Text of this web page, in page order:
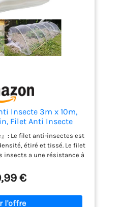
Insecte 3m x 10m,
Filet Anti Insecte
Anti-Insecte en Maille
des Plantes, Fleurs,
et Fruits
: Le filet anti-insectes est
étiré et tissé. Le filet
insects a une résistance à
et peut résister
ultraviolets. ★『Facile à
potager peut être
selon vos besoins pour
€